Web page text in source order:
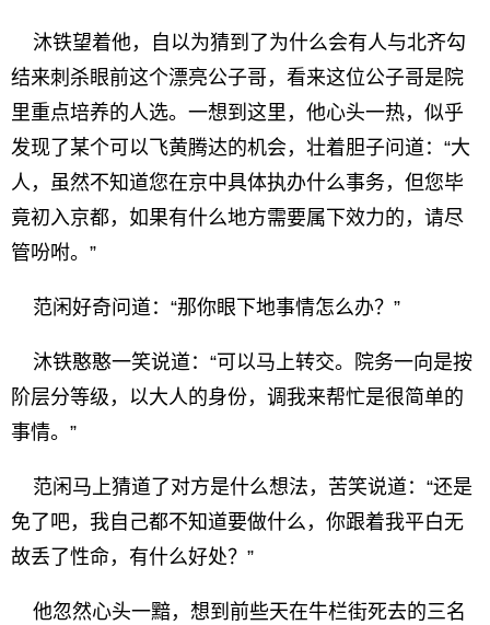
沐铁望着他，自以为猜到了为什么会有人与北齐勾
结来刺杀眼前这个漂亮公子哥，看来这位公子哥是院
里重点培养的人选。一想到这里，他心头一热，似乎
发现了某个可以飞黄腾达的机会，壮着胆子问道：“大
人，虽然不知道您在京中具体执办什么事务，但您毕
竟初入京都，如果有什么地方需要属下效力的，请尽
管吩咐。”
范闲好奇问道：“那你眼下地事情怎么办？”
沐铁憨憨一笑说道：“可以马上转交。院务一向是按
阶层分等级，以大人的身份，调我来帮忙是很简单的
事情。”
范闲马上猜道了对方是什么想法，苦笑说道：“还是
免了吧，我自己都不知道要做什么，你跟着我平白无
故丢了性命，有什么好处？”
他忽然心头一黯，想到前些天在牛栏街死去的三名